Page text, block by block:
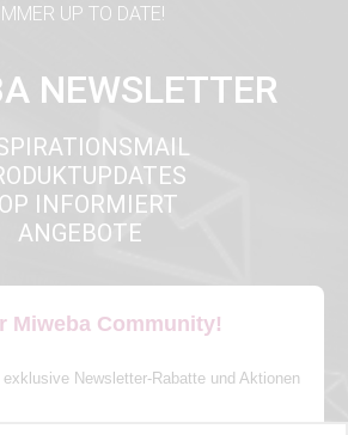
UP TO DATE!
NEWSLETTER
INFORMIERT
ANGEBOTE
Miweba Community!
Newsletter-Rabatte und Aktionen